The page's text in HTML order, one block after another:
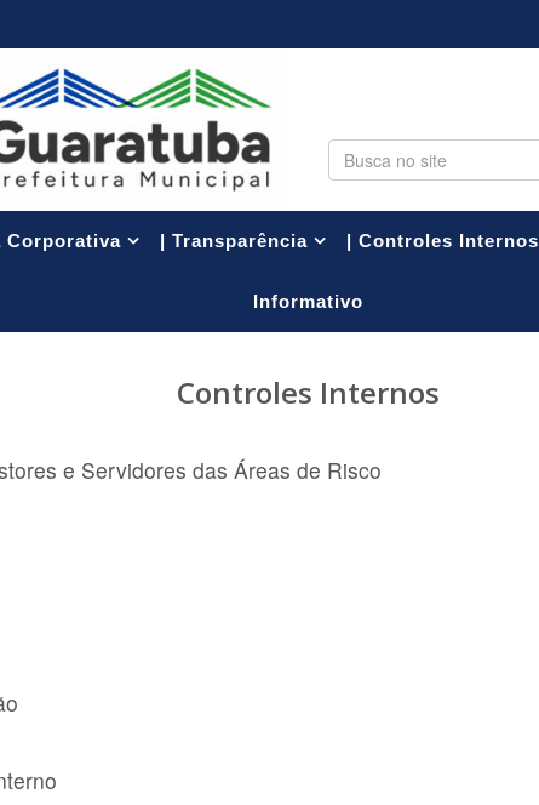
Corporativa | Transparência | Controles Internos
Informativo
Controles Internos
e Servidores das Áreas de Risco